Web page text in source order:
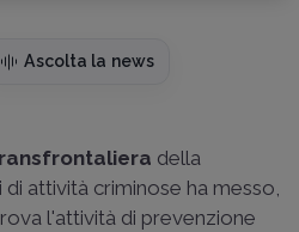
Ascolta la news
della
attività criminose ha messo,
l'attività di prevenzione